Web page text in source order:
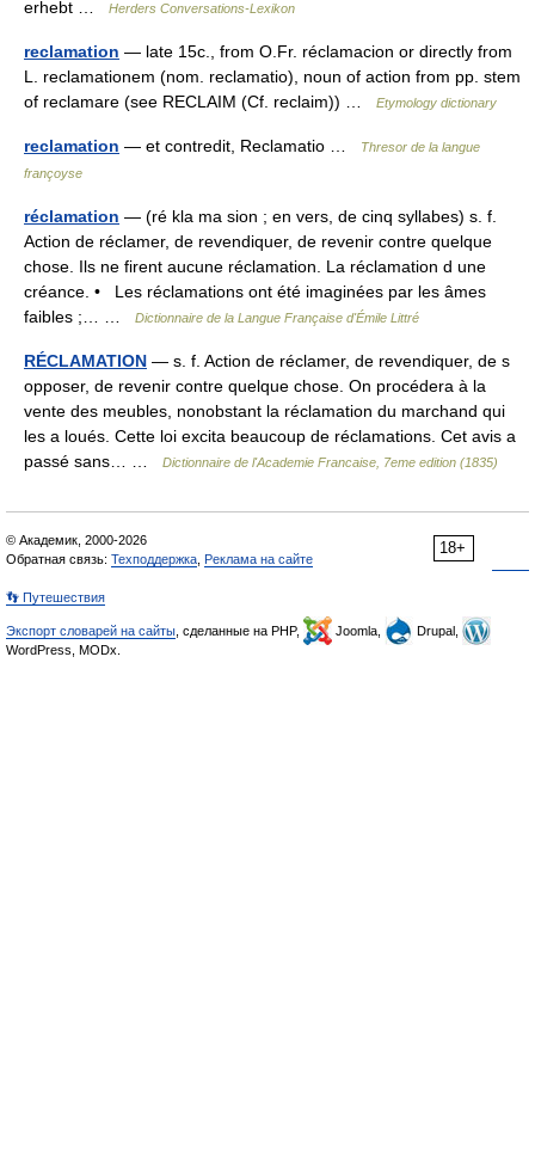
erhebt …
Herders Conversations-Lexikon
reclamation — late 15c., from O.Fr. réclamacion or directly from
L. reclamationem (nom. reclamatio), noun of action from pp. stem
of reclamare (see RECLAIM (Cf. reclaim)) …
Etymology dictionary
reclamation — et contredit, Reclamatio …
Thresor de la langue
françoyse
réclamation — (ré kla ma sion ; en vers, de cinq syllabes) s. f.
Action de réclamer, de revendiquer, de revenir contre quelque
chose. Ils ne firent aucune réclamation. La réclamation d une
créance. • Les réclamations ont été imaginées par les âmes
faibles ;… …
Dictionnaire de la Langue Française d'Émile Littré
RÉCLAMATION — s. f. Action de réclamer, de revendiquer, de s
opposer, de revenir contre quelque chose. On procédera à la
vente des meubles, nonobstant la réclamation du marchand qui
les a loués. Cette loi excita beaucoup de réclamations. Cet avis a
passé sans… …
Dictionnaire de l'Academie Francaise, 7eme edition (1835)
18+
© Академик, 2000-2026
Обратная связь: Техподдержка Реклама на сайте
👣 Путешествия
Экспорт словарей на сайты , сделанные на PHP, Joomla,
Drupal,
WordPress, MODx.